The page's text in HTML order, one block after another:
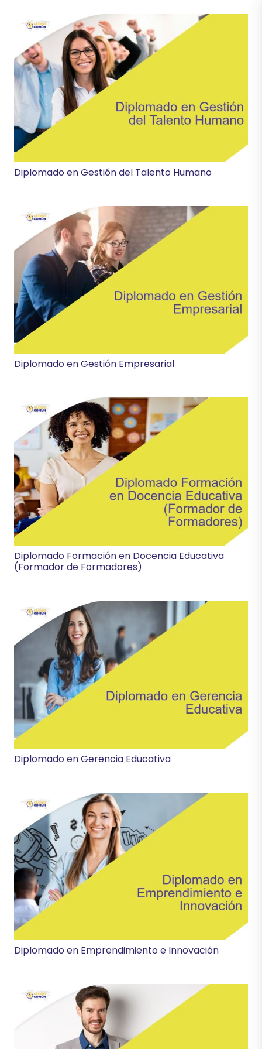
Diplomado en Gestión del Talento Humano
Diplomado en Gestión Empresarial
Diplomado Formación en Docencia Educativa
(Formador de Formadores)
Diplomado en Gerencia Educativa
Diplomado en Emprendimiento e Innovación